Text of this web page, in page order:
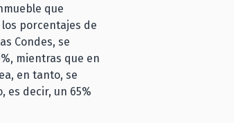
que
porcentajes de
Condes, se
mientras que en
en tanto, se
es decir, un 65%